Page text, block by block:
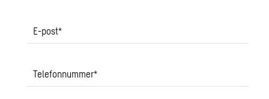
E-post*
Telefonnummer*